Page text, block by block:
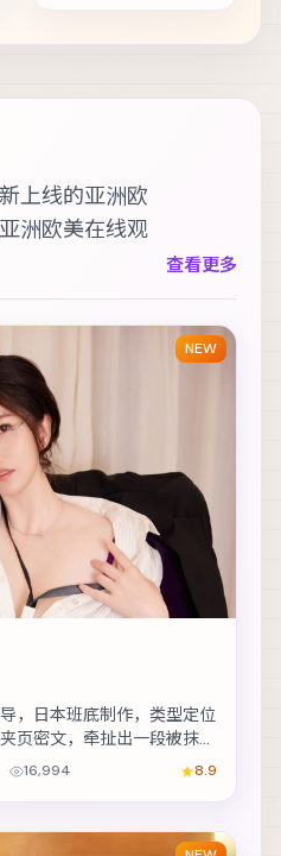
上线的亚洲欧
亚洲欧美在线观
查看更多
NEW
，日本班底制作，类型定位
页密文，牵扯出一段被抹去
、周迅、赵丽颖 等，表演...
16,994 8.9